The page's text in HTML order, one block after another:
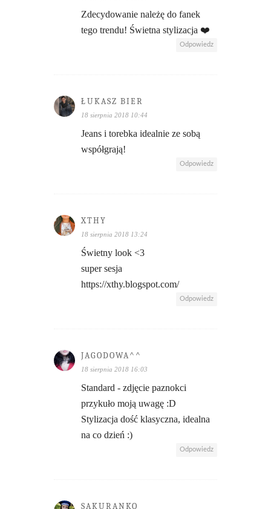
Zdecydowanie należę do fanek
tego trendu! Świetna stylizacja ❤️
Odpowiedz
ŁUKASZ BIER
18 sierpnia 2018 10:44
Jeans i torebka idealnie ze sobą
współgrają!
Odpowiedz
XTHY
18 sierpnia 2018 13:24
Świetny look <3
super sesja
https://xthy.blogspot.com/
Odpowiedz
JAGODOWA^^
18 sierpnia 2018 16:03
Standard - zdjęcie paznokci
przykuło moją uwagę :D
Stylizacja dość klasyczna, idealna
na co dzień :)
Odpowiedz
SAKURANKO